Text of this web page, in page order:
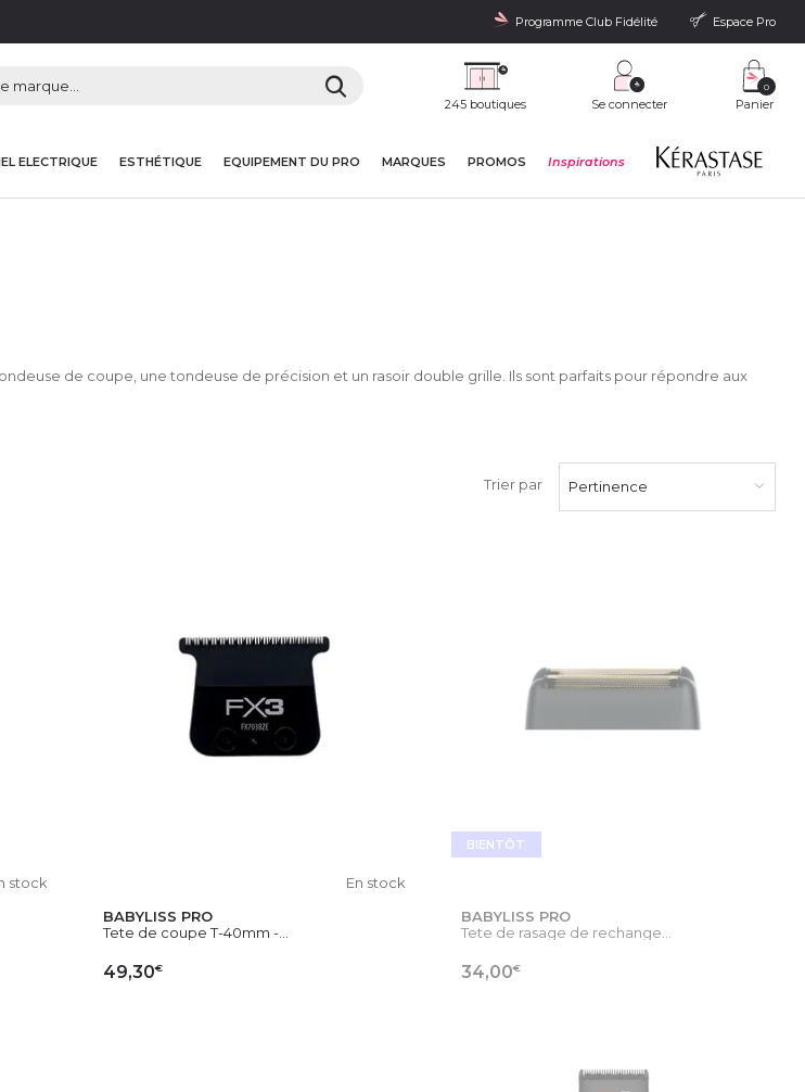
Programme Club Fidélité Espace Pro
245 boutiques Se connecter Panier
0
ELECTRIQUE ESTHÉTIQUE EQUIPEMENT DU PRO MARQUES PROMOS Inspirations
de coupe, une tondeuse de précision et un rasoir double grille. Ils sont parfaits pour répondre aux
Trier par Pertinence
stock
En stock
BABYLISS PRO
Tete de coupe T-40mm -...
49,30€
BIENTÔT
BABYLISS PRO
Tete de rasage de rechange...
34,00€